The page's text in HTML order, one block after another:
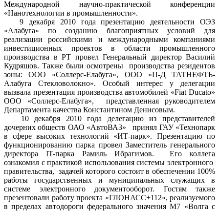
Международной научно-практической конференции
«Нанотехнологии в промышленности».
9 декабря 2010 года презентацию деятельности ОЭЗ
«Алабуга» по созданию благоприятных условий для
реализации российскими и международными компаниями
инвестиционных проектов в области промышленного
производства в РТ провел Генеральный директор Василий
Кудряшов. Также были осмотрены производства резидентов
зоны: ООО «Соллерс-Елабуга», ООО «П-Д ТАТНЕФТЬ-
Алабуга Стекловолокно». Особый интерес у делегации
вызвала презентация производства автомобилей «Fiat Ducato»
ООО «Соллерс-Елабуга», представленная руководителем
Департамента качества Константином Денисовым.
10 декабря 2010 года делегацию из представителей
дочерних обществ ОАО «АвтоВАЗ» принял ГАУ «Технопарк
в сфере высоких технологий «ИТ-парк». Презентацию по
функционированию парка провел Заместитель генерального
директора IT-парка Рамиль Ибрагимов. Его коллега
ознакомил с практикой использования системы электронного
правительства, задачей которого состоит в обеспечении 100%
работы государственных и муниципальных служащих в
системе электронного документооборот. Гостям также
презентовали работу проекта «ГЛОНАСС+112», реализуемого
в пределах автодороги федерального значения М7 «Волга с